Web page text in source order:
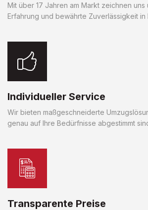
Mit über 17 Jahren am Markt zeichnen uns
Erfahrung und bewährte Zuverlässigkeit in
Individueller Service
Wir bieten maßgeschneiderte
genau auf Ihre Bedürfnisse abgestimmt
Transparente Preise